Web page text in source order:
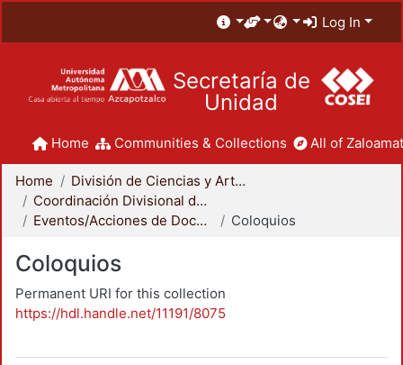
Log In
Secretaría de
Unidad
Home Communities & Collections All of
Home
División de Ciencias y Artes para el Diseño
Coordinación Divisional de Docencia
Eventos/Acciones de Docencia
Coloquios
Coloquios
Permanent URI for this collection
https://hdl.handle.net/11191/8075